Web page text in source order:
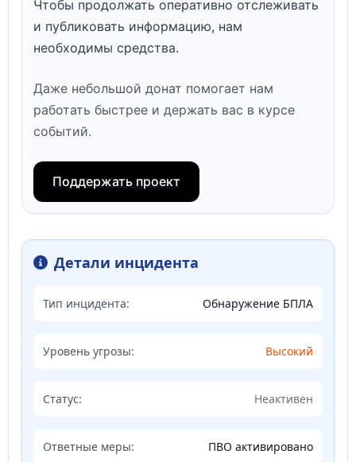
Чтобы продолжать оперативно отслеживать
и публиковать информацию, нам
необходимы средства.
Даже небольшой донат помогает нам
работать быстрее и держать вас в курсе
событий.
Поддержать проект
Детали инцидента
Тип инцидента: Обнаружение БПЛА
Уровень угрозы: Высокий
Статус: Неактивен
Ответные меры: ПВО активировано